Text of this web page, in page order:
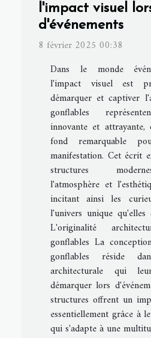
l'impact visuel
d'événements
8 février 2025 00:38
Dans le monde
l'impact visuel est
démarquer et captiver
gonflables
innovante et
fond remarquable
manifestation. Cet écrit
structures
l'atmosphère et
incitant ainsi les
l'univers unique
L'originalité
gonflables La
gonflables réside
architecturale qui
démarquer lors
structures offrent un
essentiellement grâce à
qui s'adapte à une